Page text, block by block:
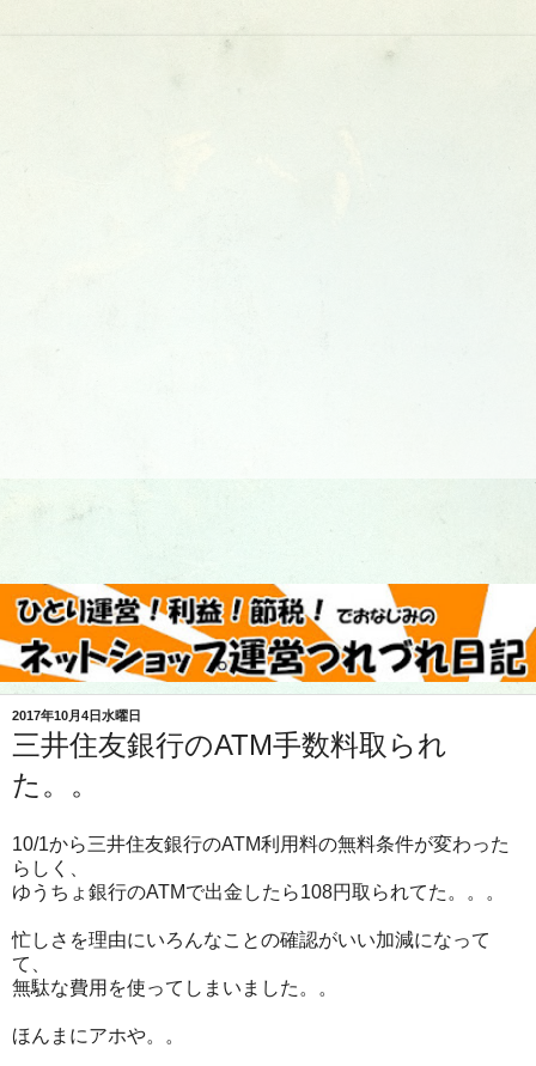
2017年10月4日水曜日
三井住友銀行のATM手数料取られ
た。。
10/1から三井住友銀行のATM利用料の無料条件が変わった
らしく、
ゆうちょ銀行のATMで出金したら108円取られてた。。。
忙しさを理由にいろんなことの確認がいい加減になって
て、
無駄な費用を使ってしまいました。。
ほんまにアホや。。